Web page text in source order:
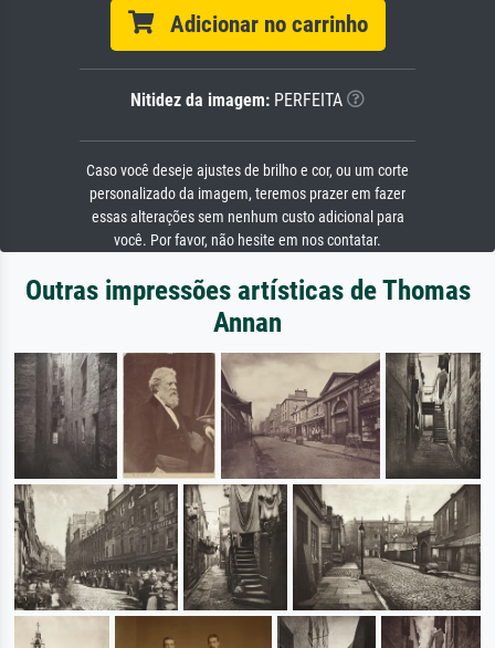
Adicionar no carrinho
Nitidez da imagem: PERFEITA
Caso você deseje ajustes de brilho e cor, ou um corte
personalizado da imagem, teremos prazer em fazer
essas alterações sem nenhum custo adicional para
você. Por favor, não hesite em nos contatar.
Outras impressões artísticas de Thomas
Annan